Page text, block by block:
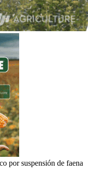
por suspensión de faena